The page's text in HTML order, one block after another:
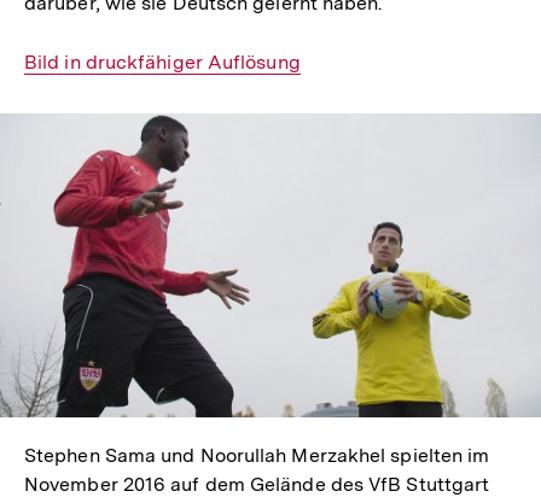
Interner
Bild in druckfähiger Auflösung
Lightbox
öffnen
Stephen Sama und Noorullah Merzakhel spielten im
November 2016 auf dem Gelände des VfB Stuttgart